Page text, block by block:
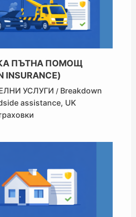
ПЪТНА ПОМОЩ
INSURANCE)
УСЛУГИ / Breakdown
assistance, UK